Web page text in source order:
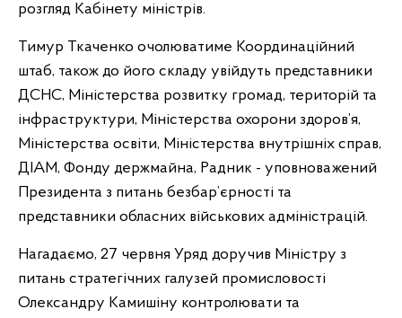
розгляд Кабінету міністрів.
Тимур Ткаченко очолюватиме Координаційний
штаб, також до його складу увійдуть представники
ДСНС, Міністерства розвитку громад, територій та
інфраструктури, Міністерства охорони здоров’я,
Міністерства освіти, Міністерства внутрішніх справ,
ДІАМ, Фонду держмайна, Радник - уповноважений
Президента з питань безбар’єрності та
представники обласних військових адміністрацій.
Нагадаємо, 27 червня Уряд доручив Міністру з
питань стратегічних галузей промисловості
Олександру Камишіну контролювати та